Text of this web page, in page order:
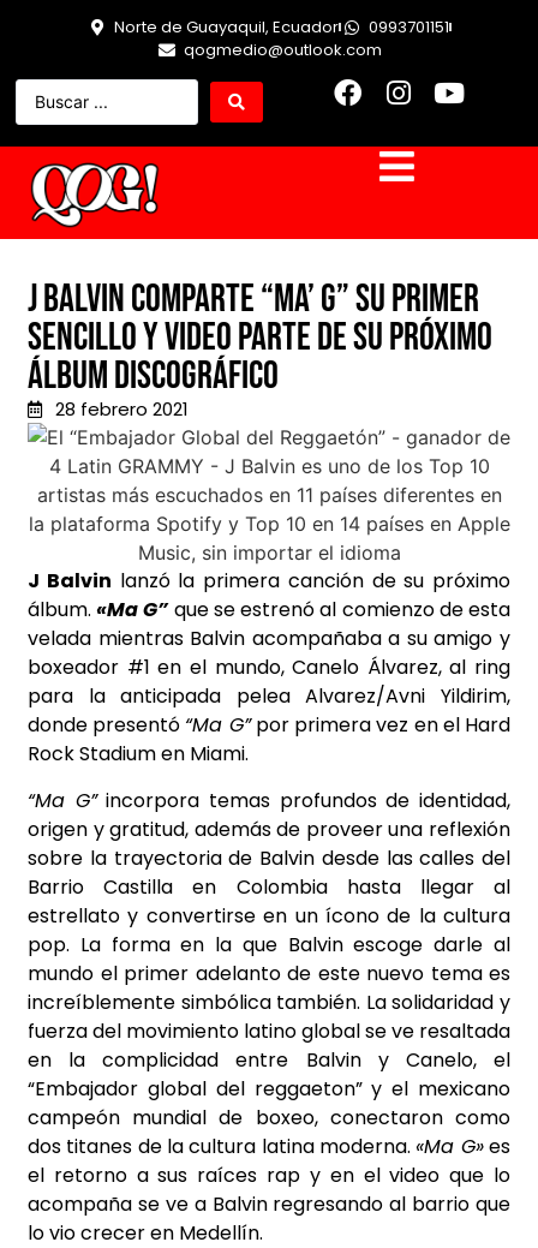
Norte de Guayaquil, Ecuador
0993701151
qogmedio@outlook.com
J Balvin comparte “Ma’ G” su primer
sencillo y video parte de su próximo
álbum discográfico
28 febrero 2021
J Balvin lanzó la primera canción de su próximo
álbum.«Ma G”que se estrenó al comienzo de esta
velada mientras Balvin acompañaba a su amigo y
boxeador #1 en el mundo, Canelo Álvarez, al ring
para la anticipada pelea Alvarez/Avni Yildirim,
donde presentó “Ma G”por primera vez en el Hard
Rock Stadium en Miami.
“Ma G”incorpora temas profundos de identidad,
origen y gratitud, además de proveer una reflexión
sobre la trayectoria de Balvin desde las calles del
Barrio Castilla en Colombia hasta llegar al
estrellato y convertirse en un ícono de la cultura
pop. La forma en la que Balvin escoge darle al
mundo el primer adelanto de este nuevo tema es
increíblemente simbólica también. La solidaridad y
fuerza del movimiento latino global se ve resaltada
en la complicidad entre Balvin y Canelo, el
“Embajador global del reggaeton” y el mexicano
campeón mundial de boxeo, conectaron como
dos titanes de la cultura latina moderna.«Ma G»es
el retorno a sus raíces rap y en el video que lo
acompaña se ve a Balvin regresando al barrio que
lo vio crecer en Medellín.